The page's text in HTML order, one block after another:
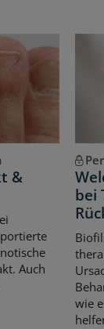
&
Auch
bei
wie